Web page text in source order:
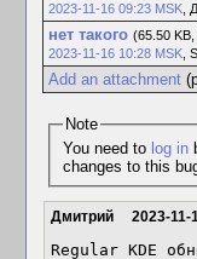
2023-11-16 09:23 MSK,
нет такого (65.50
2023-11-16 10:28 MSK,
Add an attachment
Note
You need to log inbefore you can comment on or make
changes to this
Дмитрий 2023-11-
Regular KDE